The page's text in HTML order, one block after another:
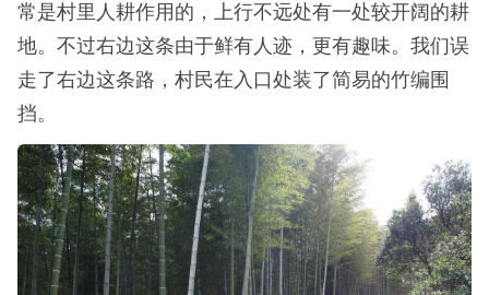
常是村里人耕作用的，上行不远处有一处较开阔的耕
地。不过右边这条由于鲜有人迹，更有趣味。我们误
走了右边这条路，村民在入口处装了简易的竹编围
挡。